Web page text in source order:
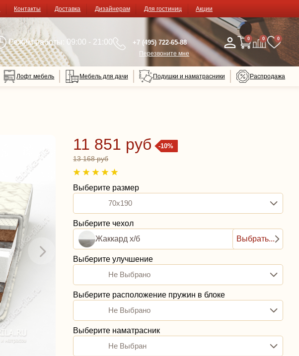
Контакты Доставка Дизайнерам Для гостиниц Акции
Режим работы: 09:00 - 21:00 +7 (495) 722-65-88
Перезвоните мне
0 0 0
Лофт мебель Мебель для дачи Подушки и наматрасники Распродажа
-10%
11 851 руб
13 168 руб
Выберите размер
70x190
Выберите чехол
Жаккард х/б
Выбрать...
Выберите улучшение
Не Выбрано
Выберите расположение пружин в блоке
Не Выбрано
Выберите наматрасник
Не Выбран